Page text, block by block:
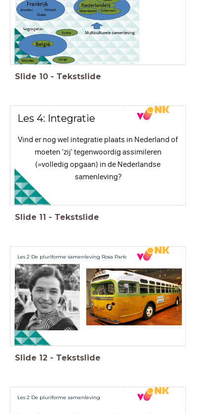
Slide 10 - Tekstslide
Les 4: Integratie
Vind er nog wel integratie plaats in Nederland of
moeten 'zij' tegenwoordig assimileren
(=volledig opgaan) in de Nederlandse
samenleving?
Slide 11 - Tekstslide
Les 2 De pluriforme samenleving Rosa Parks
Slide 12 - Tekstslide
Les 2 De pluriforme samenleving